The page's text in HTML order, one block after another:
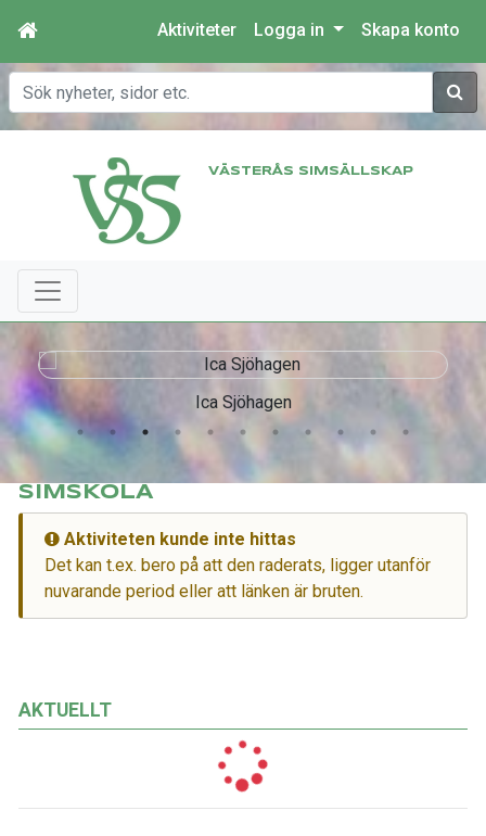
Aktiviteter Logga in Skapa konto
Sök
VÄSTERÅS SIMSÄLLSKAP
Ica Sjöhagen
AKTUELLT
SIMSKOLA
Aktiviteten kunde inte hittas
Det kan t.ex. bero på att den raderats, ligger utanför
nuvarande period eller att länken är bruten.